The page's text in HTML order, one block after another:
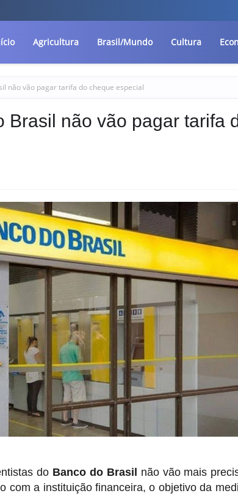
Agricultura Brasil/Mundo Cultura
não vão pagar tarifa do cheque especial
Brasil não vão pagar tarifa
do Banco do Brasil
não vão mais
com a instituição financeira, o objetivo da